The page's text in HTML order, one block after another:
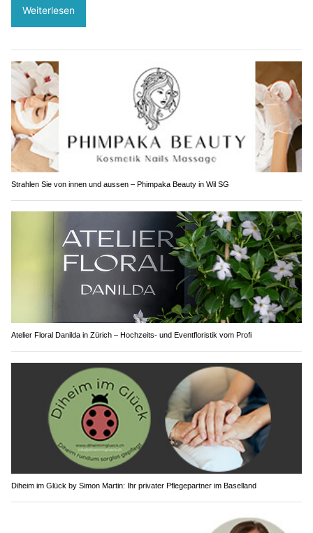
Weiterlesen
Strahlen Sie von innen und aussen – Phimpaka Beauty in Wil SG
Atelier Floral Danilda in Zürich – Hochzeits- und Eventfloristik vom Profi
Diheim im Glück by Simon Martin: Ihr privater Pflegepartner im Baselland